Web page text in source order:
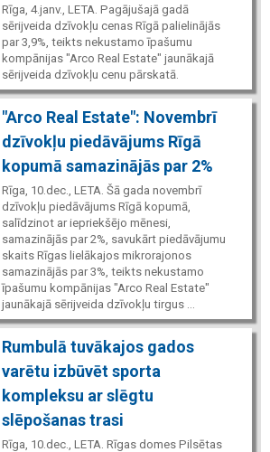
Rīga, 4.janv., LETA. Pagājušajā gadā
sērijveida dzīvokļu cenas Rīgā palielinājās
par 3,9%, teikts nekustamo īpašumu
kompānijas "Arco Real Estate" jaunākajā
sērijveida dzīvokļu cenu pārskatā.
"Arco Real Estate": Novembrī
dzīvokļu piedāvājums Rīgā
kopumā samazinājās par 2%
Rīga, 10.dec., LETA. Šā gada novembrī
dzīvokļu piedāvājums Rīgā kopumā,
salīdzinot ar iepriekšējo mēnesi,
samazinājās par 2%, savukārt piedāvājumu
skaits Rīgas lielākajos mikrorajonos
samazinājās par 3%, teikts nekustamo
īpašumu kompānijas "Arco Real Estate"
jaunākajā sērijveida dzīvokļu tirgus ...
Rumbulā tuvākajos gados
varētu izbūvēt sporta
kompleksu ar slēgtu
slēpošanas trasi
Rīga, 10.dec., LETA. Rīgas domes Pilsētas